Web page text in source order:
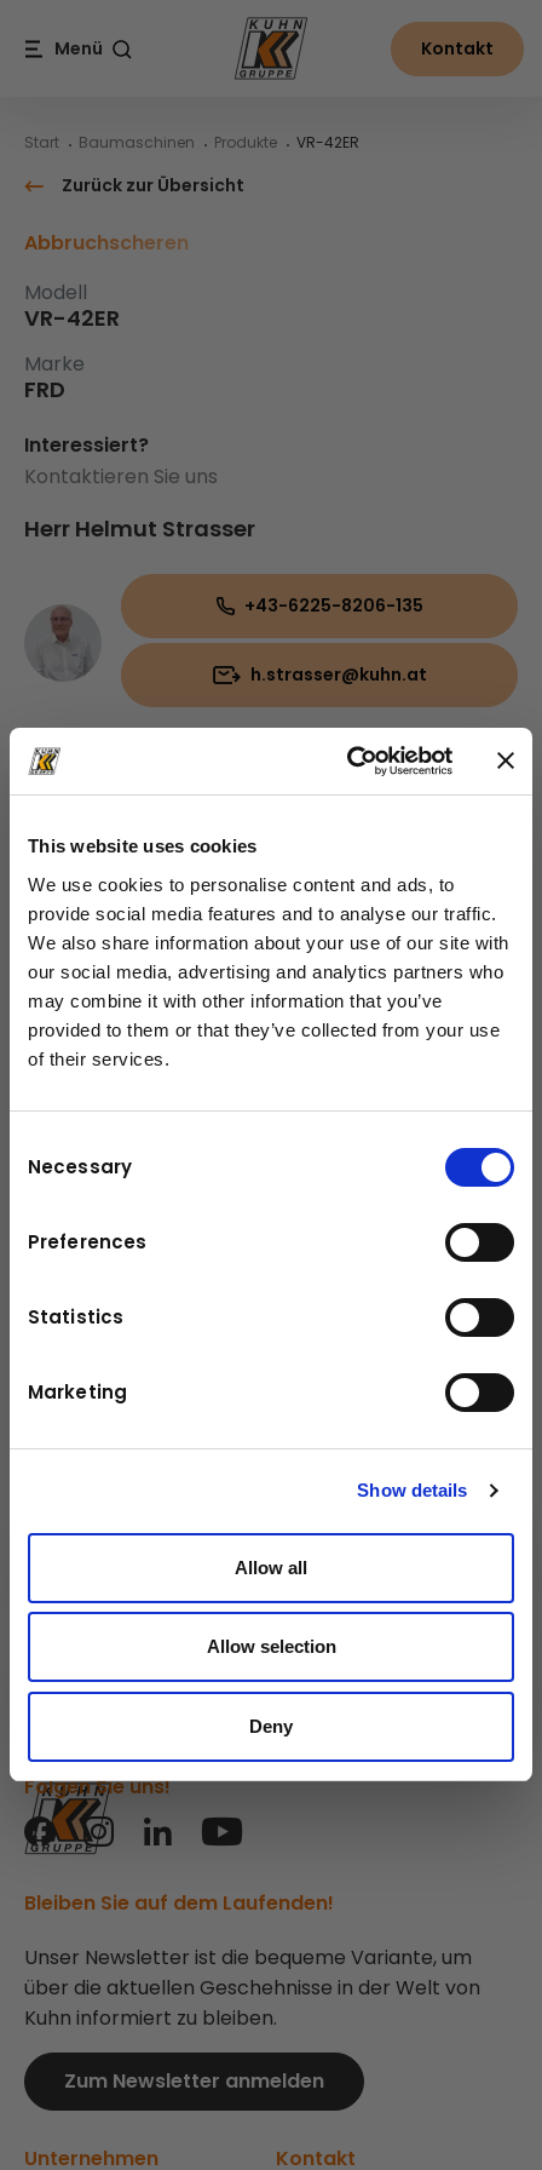
This website uses cookies
We use cookies to personalise content and ads, to
provide social media features and to analyse our traffic.
We also share information about your use of our site with
our social media, advertising and analytics partners who
may combine it with other information that you’ve
provided to them or that they’ve collected from your use
of their services.
Selection
Necessary
Preferences
Statistics
Marketing
Show details
Allow all
Allow selection
Deny
Menü Kontakt
Start Baumaschinen Produkte VR-42ER
Dienstgewicht Trägergerät 30 - 55 t
Zurück zur Übersicht
Abbruchscheren
Modell
VR-42ER
Marke
FRD
Interessiert?
Kontaktieren Sie uns
Herr Helmut Strasser
+43-6225-8206-135
h.strasser@kuhn.at
schließen
Kuhn
Gruppe
Bleiben Sie auf dem Laufenden!
Unser Newsletter ist die bequeme Variante, um
über die aktuellen Geschehnisse in der Welt von
Kuhn informiert zu bleiben.
Zum Newsletter anmelden
Unternehmen Kontakt
Folgen Sie uns!